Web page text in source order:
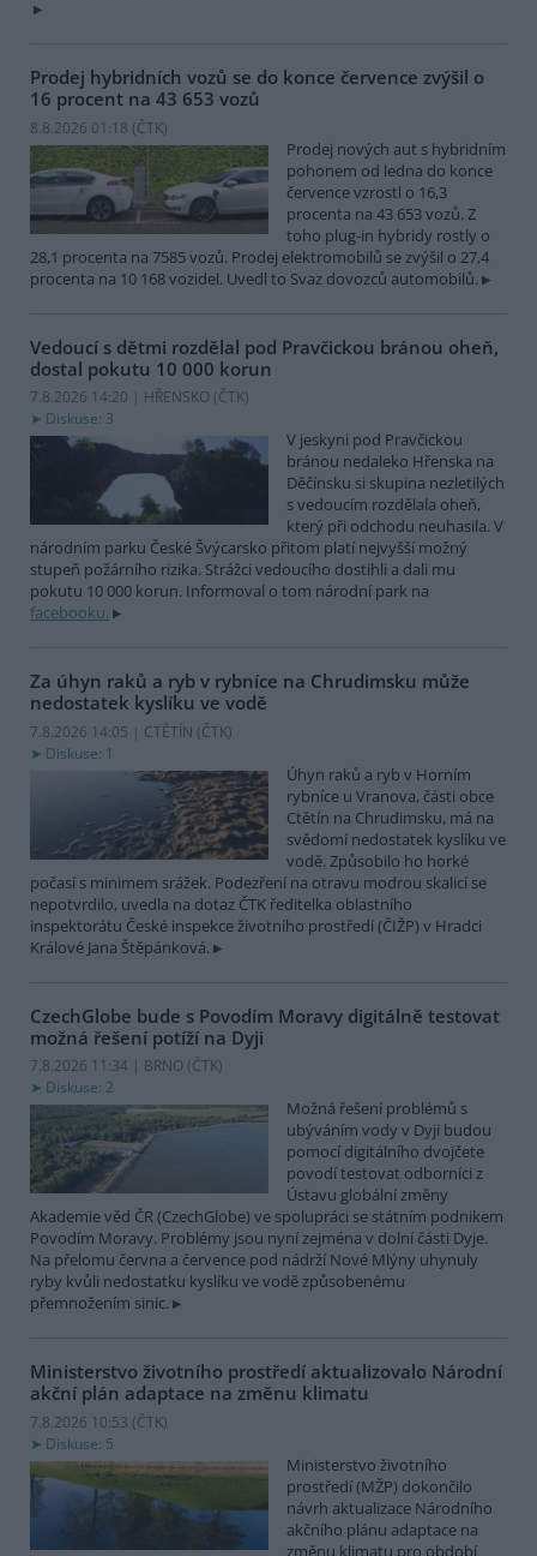
Prodej hybridních vozů se do konce července zvýšil o
16 procent na 43 653 vozů
8.8.2026 01:18 (ČTK)
Prodej nových aut s hybridním
pohonem od ledna do konce
července vzrostl o 16,3
procenta na 43 653 vozů. Z
toho plug-in hybridy rostly o
28,1 procenta na 7585 vozů. Prodej elektromobilů se zvýšil o 27,4
procenta na 10 168 vozidel. Uvedl to Svaz dovozců automobilů.
Vedoucí s dětmi rozdělal pod Pravčickou bránou oheň,
dostal pokutu 10 000 korun
7.8.2026 14:20 | HŘENSKO (ČTK)
Diskuse: 3
V jeskyni pod Pravčickou
bránou nedaleko Hřenska na
Děčínsku si skupina nezletilých
s vedoucím rozdělala oheň,
který při odchodu neuhasila. V
národním parku České Švýcarsko přitom platí nejvyšší možný
stupeň požárního rizika. Strážci vedoucího dostihli a dali mu
pokutu 10 000 korun. Informoval o tom národní park na
facebooku.
Za úhyn raků a ryb v rybníce na Chrudimsku může
nedostatek kyslíku ve vodě
7.8.2026 14:05 | CTĚTÍN (ČTK)
Diskuse: 1
Úhyn raků a ryb v Horním
rybníce u Vranova, části obce
Ctětín na Chrudimsku, má na
svědomí nedostatek kyslíku ve
vodě. Způsobilo ho horké
počasí s minimem srážek. Podezření na otravu modrou skalicí se
nepotvrdilo, uvedla na dotaz ČTK ředitelka oblastního
inspektorátu České inspekce životního prostředí (ČIŽP) v Hradci
Králové Jana Štěpánková.
CzechGlobe bude s Povodím Moravy digitálně testovat
možná řešení potíží na Dyji
7.8.2026 11:34 | BRNO (ČTK)
Diskuse: 2
Možná řešení problémů s
ubýváním vody v Dyji budou
pomocí digitálního dvojčete
povodí testovat odborníci z
Ústavu globální změny
Akademie věd ČR (CzechGlobe) ve spolupráci se státním podnikem
Povodím Moravy. Problémy jsou nyní zejména v dolní části Dyje.
Na přelomu června a července pod nádrží Nové Mlýny uhynuly
ryby kvůli nedostatku kyslíku ve vodě způsobenému
přemnožením sinic.
Ministerstvo životního prostředí aktualizovalo Národní
akční plán adaptace na změnu klimatu
7.8.2026 10:53 (ČTK)
Diskuse: 5
Ministerstvo životního
prostředí (MŽP) dokončilo
návrh aktualizace Národního
akčního plánu adaptace na
změnu klimatu pro období